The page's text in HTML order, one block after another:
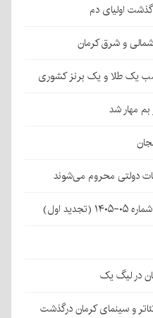
اولیای دم
و شرق کرمان
یک طلا و یک برنز کشوری
مهار شد
دولتی محروم می‌شوند
اول)
در لیگ یک
و سینمای کرمان درگذشت